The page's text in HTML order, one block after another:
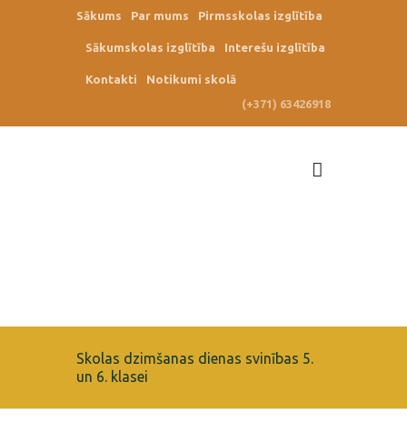
Sākums Par mums Pirmsskolas izglītība
Sākumskolas izglītība Interešu izglītība
Kontakti
Notikumi skolā
(+371) 63426918
Skolas dzimšanas dienas svinības 5.
un 6. klasei